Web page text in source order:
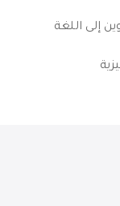
إلى اللغة